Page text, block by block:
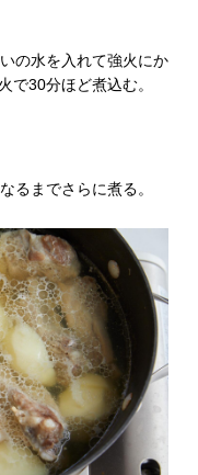
の水を入れて強火にか
で30分ほど煮込む。
るまでさらに煮る。